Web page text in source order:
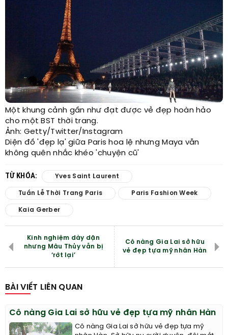
Một khung cảnh gần như đạt được vẻ đẹp hoàn hảo
cho một BST thời trang.
Ảnh: Getty/Twitter/Instagram
Diện đồ 'đẹp lạ' giữa Paris hoa lệ nhưng Maya vẫn
không quên nhắc khéo 'chuyện cũ'
TỪ KHÓA: Yves Saint Laurent
Tuần Lễ Thời Trang Paris Paris Fashion Week
Kaia Gerber
Kinh nghiệm dày dặn
nhưng Mâu Thủy vẫn bị
‘rớt lại’
Cô nàng Gia Lai sở hữu
vẻ đẹp tựa mỹ nhân Hàn
BÀI VIẾT LIÊN QUAN
Cô nàng Gia Lai sở hữu vẻ đẹp tựa mỹ nhân Hàn
Cô nàng Gia Lai sở hữu vẻ đẹp tựa mỹ